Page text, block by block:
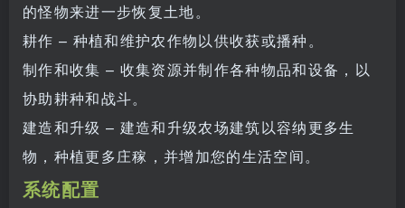
的怪物来进一步恢复土地。
耕作 – 种植和维护农作物以供收获或播种。
制作和收集 – 收集资源并制作各种物品和设备，以
协助耕种和战斗。
建造和升级 – 建造和升级农场建筑以容纳更多生
物，种植更多庄稼，并增加您的生活空间。
系统配置